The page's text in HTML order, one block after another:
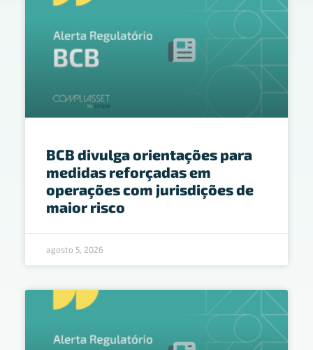
BCB divulga orientações para
medidas reforçadas em
operações com jurisdições de
maior risco
agosto 5, 2026